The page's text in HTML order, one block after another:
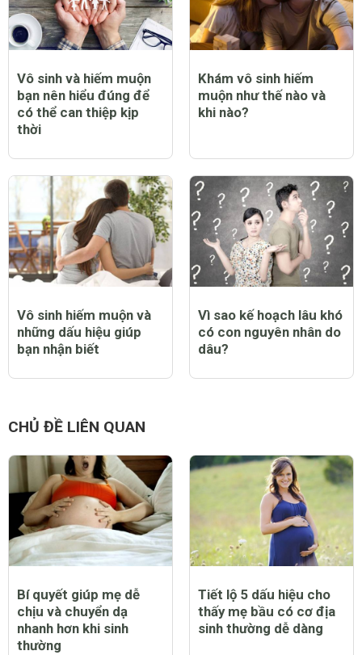
Vô sinh và hiếm muộn
bạn nên hiểu đúng để
có thể can thiệp kịp
thời
Khám vô sinh hiếm
muộn như thế nào và
khi nào?
Vô sinh hiếm muộn và
những dấu hiệu giúp
bạn nhận biết
Vì sao kế hoạch lâu khó
có con nguyên nhân do
dâu?
CHỦ ĐỀ LIÊN QUAN
Bí quyết giúp mẹ dễ
chịu và chuyển dạ
nhanh hơn khi sinh
thường
Tiết lộ 5 dấu hiệu cho
thấy mẹ bầu có cơ địa
sinh thường dễ dàng